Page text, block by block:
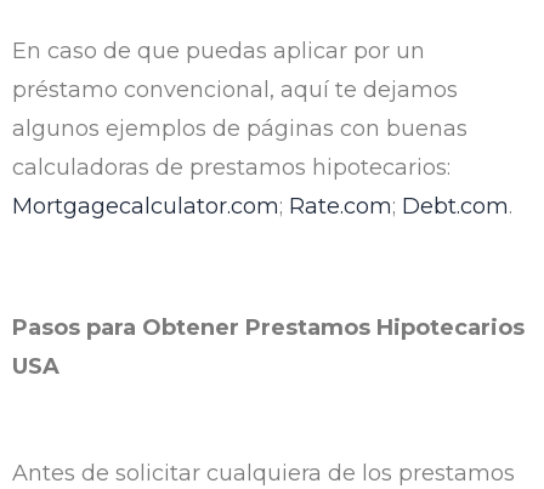
En caso de que puedas aplicar por un
préstamo convencional, aquí te dejamos
algunos ejemplos de páginas con buenas
calculadoras de prestamos hipotecarios:
Mortgagecalculator.com; Rate.com; Debt.com.
Pasos para Obtener Prestamos Hipotecarios
USA
Antes de solicitar cualquiera de los prestamos